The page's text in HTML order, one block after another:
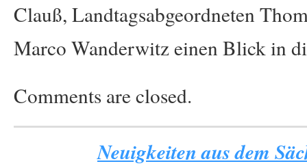
Clauß, Landtagsabgeordneten
Marco Wanderwitz einen Blick in
Comments are closed.
Neuigkeiten aus dem